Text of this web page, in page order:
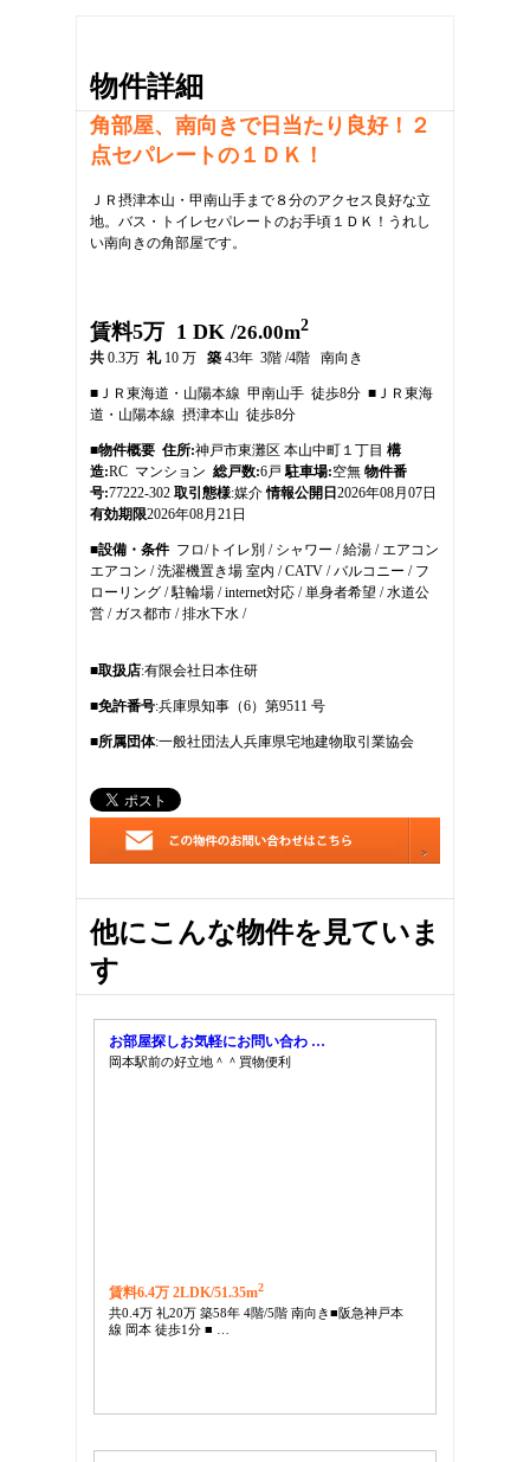
物件詳細
角部屋、南向きで日当たり良好！２
点セパレートの１ＤＫ！
ＪＲ摂津本山・甲南山手まで８分のアクセス良好な立
地。バス・トイレセパレートのお手頃１ＤＫ！うれし
い南向きの角部屋です。
4
8
11
12
13
賃料5万 1 DK /26.00m2
共 0.3万 礼10 万 築 43年 3階 /4階 南向き
■ＪＲ東海道・山陽本線 甲南山手 徒歩8分 ■ＪＲ東海
道・山陽本線 摂津本山 徒歩8分
■物件概要 住所:神戸市東灘区 本山中町１丁目 構
造:RC マンション 総戸数:6戸 駐車場:空無 物件番
号:77222-302 取引態様:媒介情報公開日2026年08月07日
有効期限2026年08月21日
■設備・条件フロ/トイレ別 / シャワー / 給湯 / エアコン
エアコン / 洗濯機置き場 室内 / CATV / バルコニー / フ
ローリング / 駐輪場 / internet対応 / 単身者希望 / 水道公
営 / ガス都市 / 排水下水 /
■取扱店:有限会社日本住研
■免許番号:兵庫県知事（6）第9511 号
■所属団体:一般社団法人兵庫県宅地建物取引業協会
他にこんな物件を見ていま
す
お部屋探しお気軽にお問い合わ …
岡本駅前の好立地＾＾買物便利
賃料6.4万 2LDK/51.35m2
共0.4万 礼20万 築58年 4階/5階 南向き■阪急神戸本
線 岡本 徒歩1分 ■ …